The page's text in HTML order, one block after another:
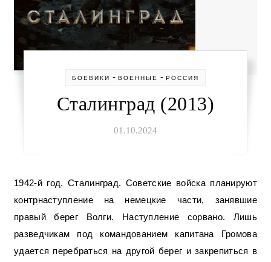
БОЕВИКИ - ВОЕННЫЕ - РОССИЯ
Сталинград (2013)
01.10.2024
1942-й год. Сталинград. Советские войска планируют
контрнаступление на немецкие части, занявшие
правый берег Волги. Наступление сорвано. Лишь
разведчикам под командованием капитана Громова
удается перебраться на другой берег и закрепиться в